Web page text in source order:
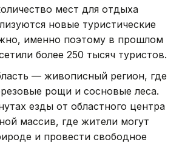
мест для отдыха
новые туристические
именно поэтому в прошлом
более 250 тысяч туристов.
— живописный регион, где
рощи и сосновые леса.
езды от областного центра
массив, где жители могут
и провести свободное